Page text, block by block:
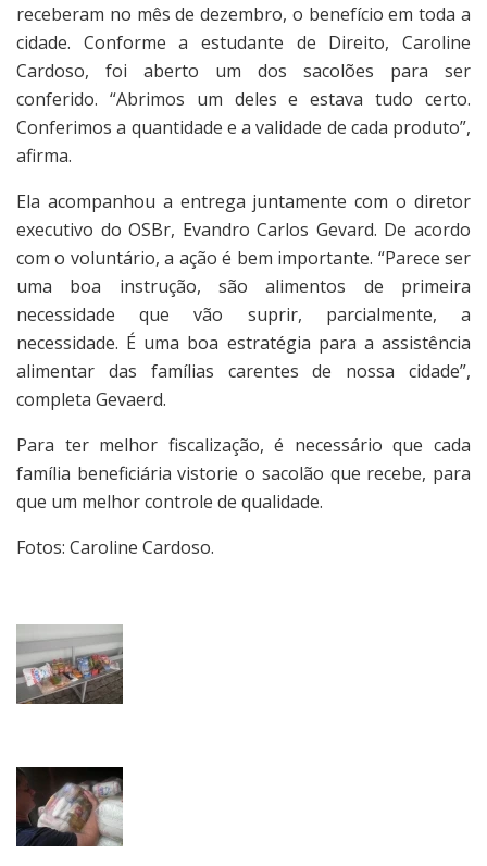
receberam no mês de dezembro, o benefício em toda a
cidade. Conforme a estudante de Direito, Caroline
Cardoso, foi aberto um dos sacolões para ser
conferido. “Abrimos um deles e estava tudo certo.
Conferimos a quantidade e a validade de cada produto”,
afirma.
Ela acompanhou a entrega juntamente com o diretor
executivo do OSBr, Evandro Carlos Gevard. De acordo
com o voluntário, a ação é bem importante. “Parece ser
uma boa instrução, são alimentos de primeira
necessidade que vão suprir, parcialmente, a
necessidade. É uma boa estratégia para a assistência
alimentar das famílias carentes de nossa cidade”,
completa Gevaerd.
Para ter melhor fiscalização, é necessário que cada
família beneficiária vistorie o sacolão que recebe, para
que um melhor controle de qualidade.
Fotos: Caroline Cardoso.